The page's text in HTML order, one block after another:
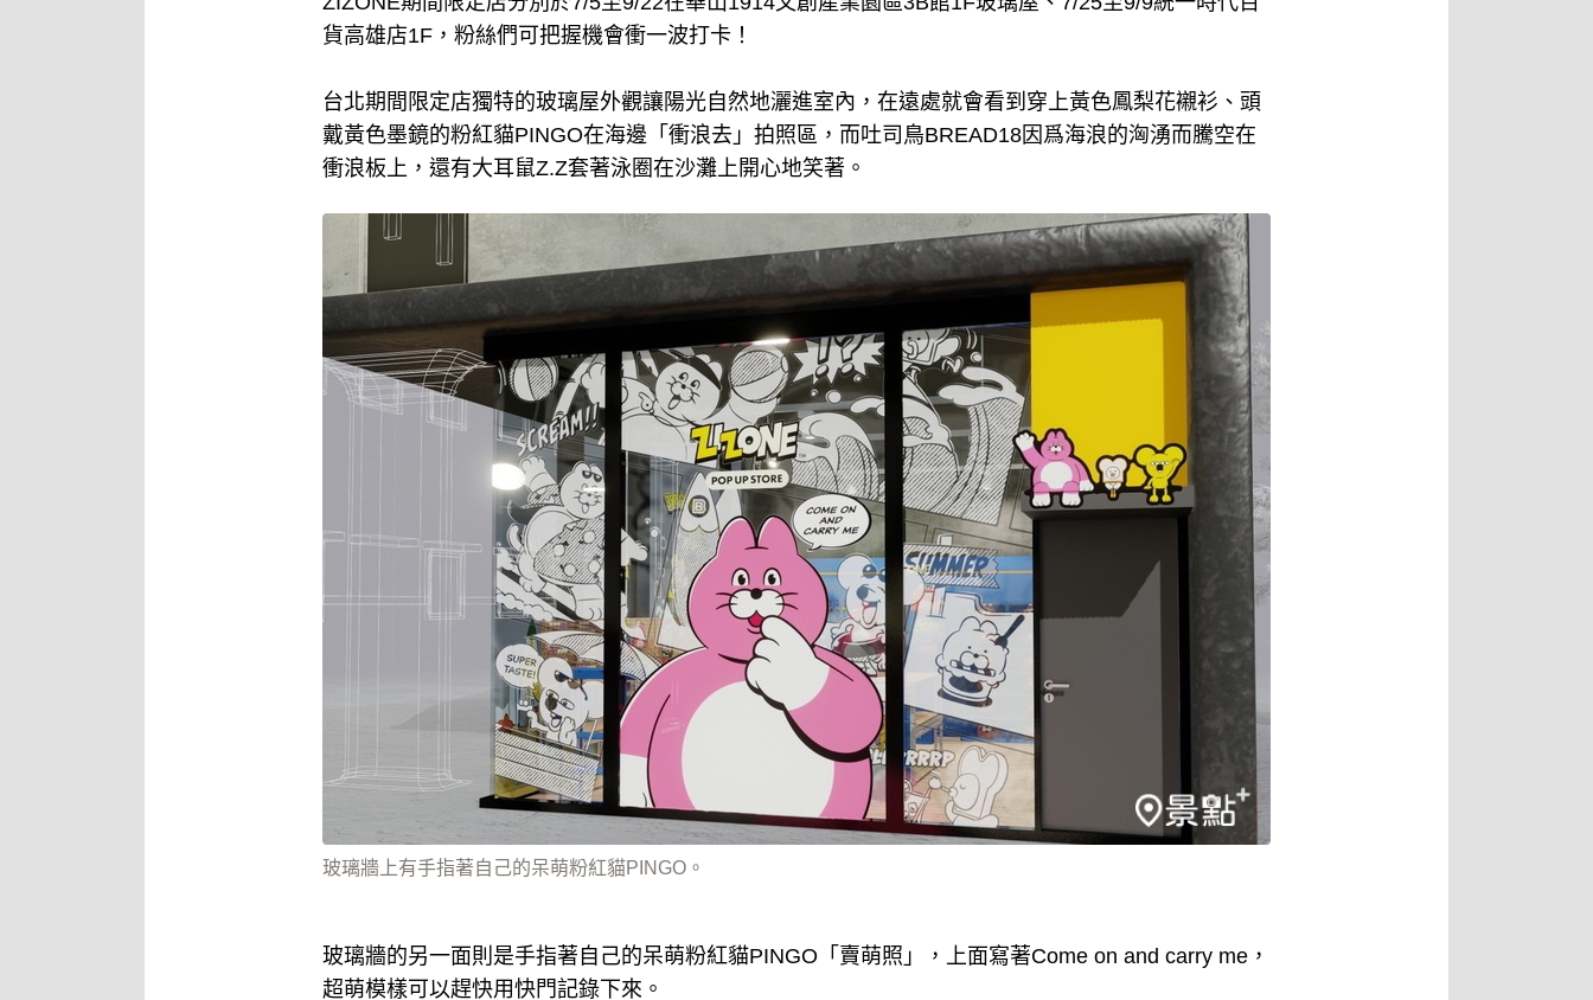
貨高雄店1F，粉絲們可把握機會衝一波打卡！
台北期間限定店獨特的玻璃屋外觀讓陽光自然地灑進室內，在遠處就會看到穿上黃色鳳梨花襯衫、頭
戴黃色墨鏡的粉紅貓PINGO在海邊「衝浪去」拍照區，而吐司鳥BREAD18因爲海浪的洶湧而騰空在
衝浪板上，還有大耳鼠Z.Z套著泳圈在沙灘上開心地笑著。
玻璃牆上有手指著自己的呆萌粉紅貓PINGO。
玻璃牆的另一面則是手指著自己的呆萌粉紅貓PINGO「賣萌照」，上面寫著Come on and carry me，
超萌模樣可以趕快用快門記錄下來。